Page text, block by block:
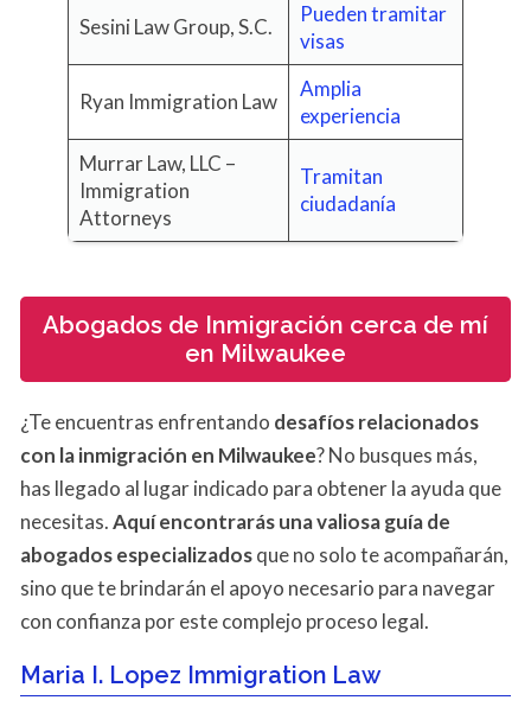
Sesini Law Group, S.C.
Pueden tramitar
visas
Ryan Immigration Law
Amplia
experiencia
Murrar Law, LLC –
Immigration
Attorneys
Tramitan
ciudadanía
Abogados de Inmigración cerca de mí
en Milwaukee
¿Te encuentras enfrentando desafíos relacionados
con la inmigración en Milwaukee? No busques más,
has llegado al lugar indicado para obtener la ayuda que
necesitas.Aquí encontrarás una valiosa guía de
abogados especializadosque no solo te acompañarán,
sino que te brindarán el apoyo necesario para navegar
con confianza por este complejo proceso legal.
Maria I. Lopez Immigration Law